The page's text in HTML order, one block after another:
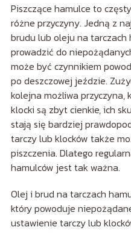
Piszczące hamulce to
różne przyczyny. Jedną z
brudu lub oleju na tarczach
prowadzić do
może być czynnikiem
po deszczowej jeździe.
kolejna możliwa przyczyna,
klocki są zbyt cienkie, ich
stają się bardziej
tarczy lub klocków także
piszczenia. Dlatego
hamulców jest tak ważna.
Olej i brud na tarczach
który powoduje
ustawienie tarczy lub